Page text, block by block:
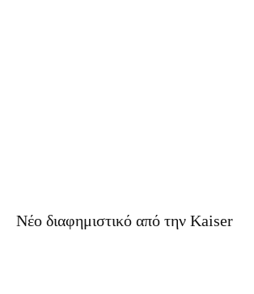
Νέο διαφημιστικό από την Kaiser